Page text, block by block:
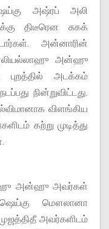
அஷ்ரப் அலி
திடீரென சுகக்
அன்னாரின்
அன்ஹு
புறத்தில் அடக்கம்
நின்றுவிட்டது.
விளங்கிய
கற்று முடித்து
அன்ஹு அவர்கள்
ஷெய்கு மௌலானா
அவர்களிடம்